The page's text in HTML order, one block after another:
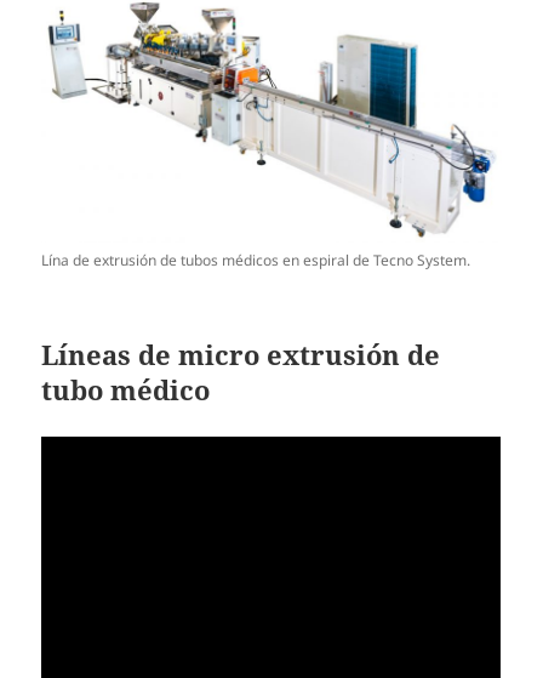
Lína de extrusión de tubos médicos en espiral de Tecno System.
Líneas de micro extrusión de
tubo médico